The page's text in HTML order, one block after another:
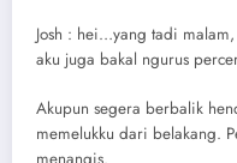
Josh : hei…yang tadi
aku juga bakal ngurus
Akupun segera berbalik
memelukku dari belakang.
menangis.